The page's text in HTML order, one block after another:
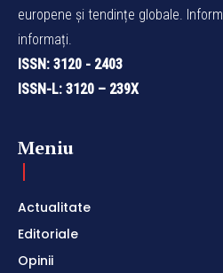
europene și tendințe globale.
informați.
ISSN: 3120 - 2403
ISSN-L: 3120 – 239X
Meniu
Actualitate
Editoriale
Opinii